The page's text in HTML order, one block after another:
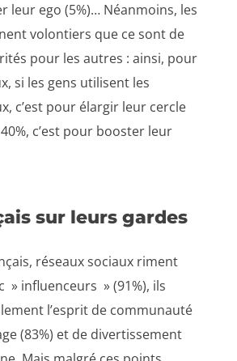
leur ego (5%)… Néanmoins, les
volontiers que ce sont de
pour les autres : ainsi, pour
si les gens utilisent les
c’est pour élargir leur cercle
c’est pour booster leur
sur leurs gardes
réseaux sociaux riment
» influenceurs » (91%), ils
l’esprit de communauté
(83%) et de divertissement